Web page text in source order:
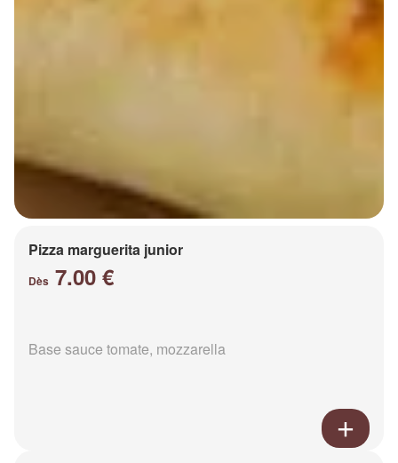
Pizza marguerita junior
Dès 7.00 €
Base sauce tomate, mozzarella